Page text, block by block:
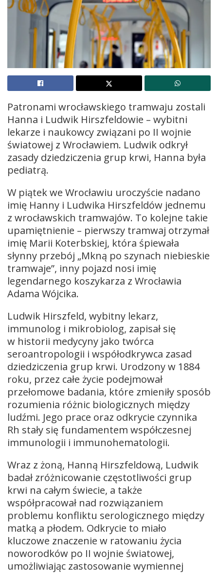
Patronami wrocławskiego tramwaju zostali
Hanna i Ludwik Hirszfeldowie – wybitni
lekarze i naukowcy związani po II wojnie
światowej z Wrocławiem. Ludwik odkrył
zasady dziedziczenia grup krwi, Hanna była
pediatrą.
W piątek we Wrocławiu uroczyście nadano
imię Hanny i Ludwika Hirszfeldów jednemu
z wrocławskich tramwajów. To kolejne takie
upamiętnienie – pierwszy tramwaj otrzymał
imię Marii Koterbskiej, która śpiewała
słynny przebój „Mkną po szynach niebieskie
tramwaje”, inny pojazd nosi imię
legendarnego koszykarza z Wrocławia
Adama Wójcika.
Ludwik Hirszfeld, wybitny lekarz,
immunolog i mikrobiolog, zapisał się
w historii medycyny jako twórca
seroantropologii i współodkrywca zasad
dziedziczenia grup krwi. Urodzony w 1884
roku, przez całe życie podejmował
przełomowe badania, które zmieniły sposób
rozumienia różnic biologicznych między
ludźmi. Jego prace oraz odkrycie czynnika
Rh stały się fundamentem współczesnej
immunologii i immunohematologii.
Wraz z żoną, Hanną Hirszfeldową, Ludwik
badał zróżnicowanie częstotliwości grup
krwi na całym świecie, a także
współpracował nad rozwiązaniem
problemu konfliktu serologicznego między
matką a płodem. Odkrycie to miało
kluczowe znaczenie w ratowaniu życia
noworodków po II wojnie światowej,
umożliwiając zastosowanie wymiennej